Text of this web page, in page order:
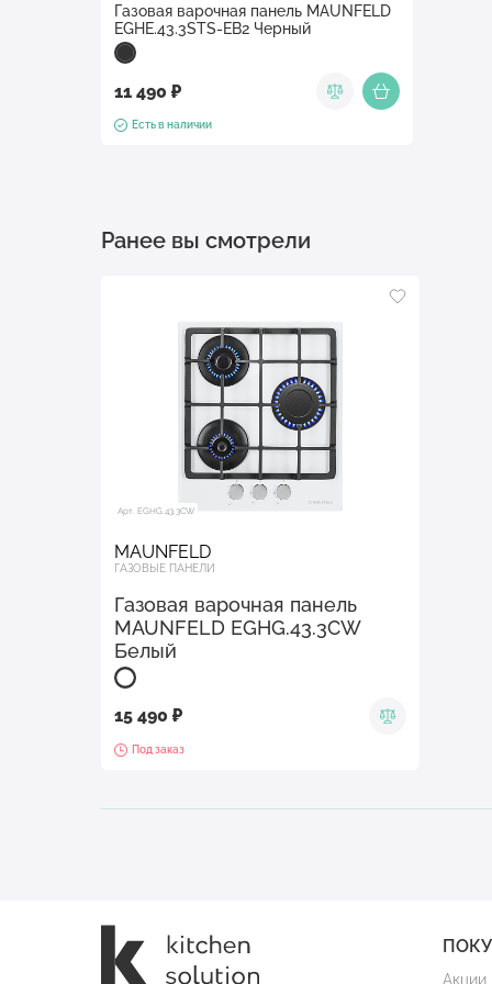
Газовая варочная панель MAUNFELD
EGHE.43.3STS-EB2 Черный
11 490 ₽
Есть в наличии
Ранее вы смотрели
Арт. EGHG.43.3CW
MAUNFELD
ГАЗОВЫЕ ПАНЕЛИ
Газовая варочная панель
MAUNFELD EGHG.43.3CW
Белый
15 490 ₽
Под заказ
Акции